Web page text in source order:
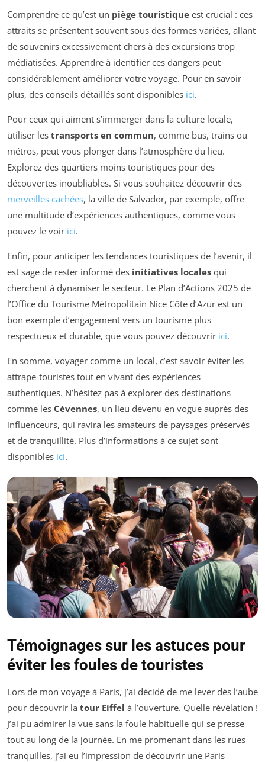
Comprendre ce qu’est un piège touristique est crucial : ces
attraits se présentent souvent sous des formes variées, allant
de souvenirs excessivement chers à des excursions trop
médiatisées. Apprendre à identifier ces dangers peut
considérablement améliorer votre voyage. Pour en savoir
plus, des conseils détaillés sont disponibles ici.
Pour ceux qui aiment s’immerger dans la culture locale,
utiliser les transports en commun, comme bus, trains ou
métros, peut vous plonger dans l’atmosphère du lieu.
Explorez des quartiers moins touristiques pour des
découvertes inoubliables. Si vous souhaitez découvrir des
merveilles cachées, la ville de Salvador, par exemple, offre
une multitude d’expériences authentiques, comme vous
pouvez le voir ici.
Enfin, pour anticiper les tendances touristiques de l’avenir, il
est sage de rester informé des initiatives locales qui
cherchent à dynamiser le secteur. Le Plan d’Actions 2025 de
l’Office du Tourisme Métropolitain Nice Côte d’Azur est un
bon exemple d’engagement vers un tourisme plus
respectueux et durable, que vous pouvez découvrir ici.
En somme, voyager comme un local, c’est savoir éviter les
attrape-touristes tout en vivant des expériences
authentiques. N’hésitez pas à explorer des destinations
comme les Cévennes, un lieu devenu en vogue auprès des
influenceurs, qui ravira les amateurs de paysages préservés
et de tranquillité. Plus d’informations à ce sujet sont
disponibles ici.
Témoignages sur les astuces pour
éviter les foules de touristes
Lors de mon voyage à Paris, j’ai décidé de me lever dès l’aube
pour découvrir la tour Eiffel à l’ouverture. Quelle révélation !
J’ai pu admirer la vue sans la foule habituelle qui se presse
tout au long de la journée. En me promenant dans les rues
tranquilles, j’ai eu l’impression de découvrir une Paris